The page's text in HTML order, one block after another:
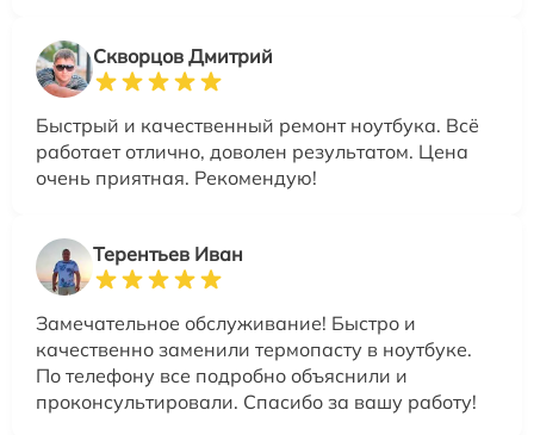
Скворцов Дмитрий
Быстрый и качественный ремонт ноутбука. Всё
работает отлично, доволен результатом. Цена
очень приятная. Рекомендую!
Терентьев Иван
Замечательное обслуживание! Быстро и
качественно заменили термопасту в ноутбуке.
По телефону все подробно объяснили и
проконсультировали. Спасибо за вашу работу!